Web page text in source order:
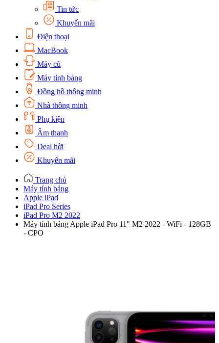
Tin tức
Khuyến mãi
Điện thoại
MacBook
Máy cũ
Máy tính bảng
Đồng hồ thông minh
Nhà thông minh
Phụ kiện
Âm thanh
Deal hời
Khuyến mãi
Trang chủ
Máy tính bảng
Apple iPad
iPad Pro Series
iPad Pro M2 2022
Máy tính bảng Apple iPad Pro 11" M2 2022 - WiFi - 128GB
- CPO